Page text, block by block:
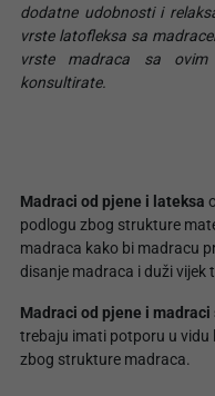
dodatne udobnosti i
vrste latofleksa sa
vrste madraca sa
konsultirate.
Madraci od pjene i lateksa
podlogu zbog strukture
madraca kako bi madracu
disanje madraca i duži vijek
Madraci od pjene i
trebaju imati potporu u vidu
zbog strukture madraca.